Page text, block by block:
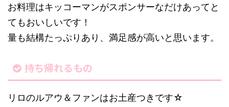
お料理はキッコーマンがスポンサーなだけあってと
てもおいしいです！
量も結構たっぷりあり、満足感が高いと思います。
持ち帰れるもの
リロのルアウ＆ファンはお土産つきです☆